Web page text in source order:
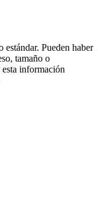
estándar. Pueden haber
tamaño o
información